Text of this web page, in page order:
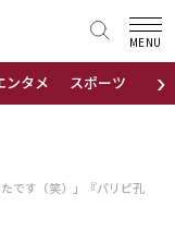
›
ンタメ スポーツ 地域
MENU
です（笑）」『パリピ孔